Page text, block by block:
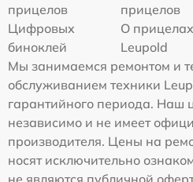
прицелов
прицелов
Цифровых
биноклей
О прицелах
Leupold
Мы занимаемся ремонтом и
обслуживанием техники
гарантийного периода. Наш
независимо и не имеет
производителя. Цены на
носят исключительно
не являются публичной